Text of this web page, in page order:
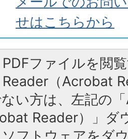
せはこちらから
PDFファイルを閲
Reader（Acrobat
い方は、左記の
Reader）」ダ